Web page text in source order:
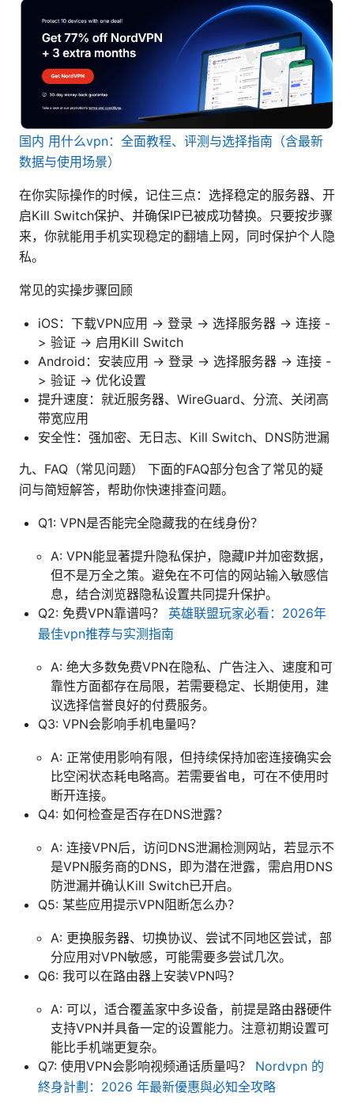
国内 用什么vpn：全面教程、评测与选择指南（含最新
数据与使用场景）
在你实际操作的时候，记住三点：选择稳定的服务器、开
启Kill Switch保护、并确保IP已被成功替换。只要按步骤
来，你就能用手机实现稳定的翻墙上网，同时保护个人隐
私。
常见的实操步骤回顾
iOS：下载VPN应用 -> 登录 -> 选择服务器 -> 连接 -
> 验证 -> 启用Kill Switch
Android：安装应用 -> 登录 -> 选择服务器 -> 连接 -
> 验证 -> 优化设置
提升速度：就近服务器、WireGuard、分流、关闭高
带宽应用
安全性：强加密、无日志、Kill Switch、DNS防泄漏
九、FAQ（常见问题） 下面的FAQ部分包含了常见的疑
问与简短解答，帮助你快速排查问题。
Q1: VPN是否能完全隐藏我的在线身份？
A: VPN能显著提升隐私保护，隐藏IP并加密数据，
但不是万全之策。避免在不可信的网站输入敏感信
息，结合浏览器隐私设置共同提升保护。
Q2: 免费VPN靠谱吗？ 英雄联盟玩家必看：2026年
最佳vpn推荐与实测指南
A: 绝大多数免费VPN在隐私、广告注入、速度和可
靠性方面都存在局限，若需要稳定、长期使用，建
议选择信誉良好的付费服务。
Q3: VPN会影响手机电量吗？
A: 正常使用影响有限，但持续保持加密连接确实会
比空闲状态耗电略高。若需要省电，可在不使用时
断开连接。
Q4: 如何检查是否存在DNS泄露？
A: 连接VPN后，访问DNS泄漏检测网站，若显示不
是VPN服务商的DNS，即为潜在泄露，需启用DNS
防泄漏并确认Kill Switch已开启。
Q5: 某些应用提示VPN阻断怎么办？
A: 更换服务器、切换协议、尝试不同地区尝试，部
分应用对VPN敏感，可能需要多尝试几次。
Q6: 我可以在路由器上安装VPN吗？
A: 可以，适合覆盖家中多设备，前提是路由器硬件
支持VPN并具备一定的设置能力。注意初期设置可
能比手机端更复杂。
Q7: 使用VPN会影响视频通话质量吗？ Nordvpn 的
終身計劃：2026 年最新優惠與必知全攻略